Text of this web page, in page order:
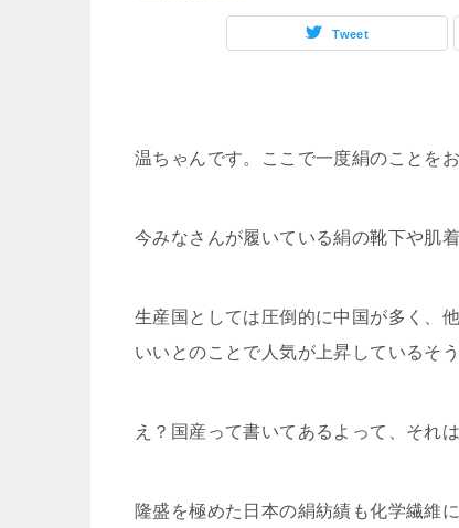
Tweet
温ちゃんです。ここで一度絹のことを
今みなさんが履いている絹の靴下や肌
生産国としては圧倒的に中国が多く、
いいとのことで人気が上昇しているそう
え？国産って書いてあるよって、それ
隆盛を極めた日本の絹紡績も化学繊維